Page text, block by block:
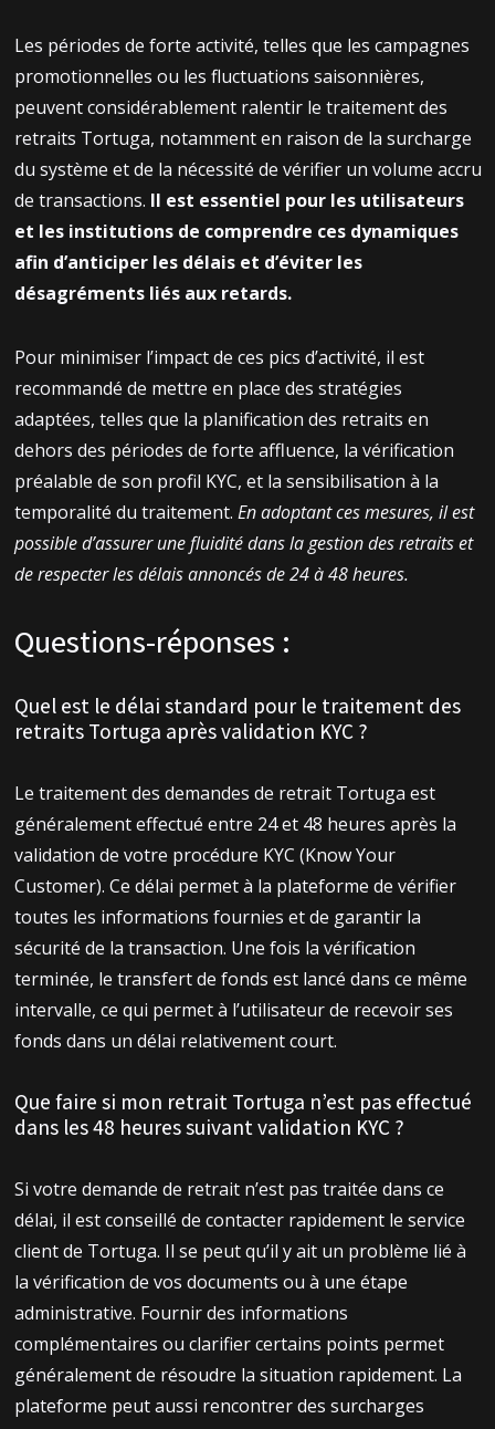
Les périodes de forte activité, telles que les campagnes
promotionnelles ou les fluctuations saisonnières,
peuvent considérablement ralentir le traitement des
retraits Tortuga, notamment en raison de la surcharge
du système et de la nécessité de vérifier un volume accru
de transactions. Il est essentiel pour les utilisateurs
et les institutions de comprendre ces dynamiques
afin d’anticiper les délais et d’éviter les
désagréments liés aux retards.
Pour minimiser l’impact de ces pics d’activité, il est
recommandé de mettre en place des stratégies
adaptées, telles que la planification des retraits en
dehors des périodes de forte affluence, la vérification
préalable de son profil KYC, et la sensibilisation à la
temporalité du traitement. En adoptant ces mesures, il est
possible d’assurer une fluidité dans la gestion des retraits et
de respecter les délais annoncés de 24 à 48 heures.
Questions-réponses :
Quel est le délai standard pour le traitement des
retraits Tortuga après validation KYC ?
Le traitement des demandes de retrait Tortuga est
généralement effectué entre 24 et 48 heures après la
validation de votre procédure KYC (Know Your
Customer). Ce délai permet à la plateforme de vérifier
toutes les informations fournies et de garantir la
sécurité de la transaction. Une fois la vérification
terminée, le transfert de fonds est lancé dans ce même
intervalle, ce qui permet à l’utilisateur de recevoir ses
fonds dans un délai relativement court.
Que faire si mon retrait Tortuga n’est pas effectué
dans les 48 heures suivant validation KYC ?
Si votre demande de retrait n’est pas traitée dans ce
délai, il est conseillé de contacter rapidement le service
client de Tortuga. Il se peut qu’il y ait un problème lié à
la vérification de vos documents ou à une étape
administrative. Fournir des informations
complémentaires ou clarifier certains points permet
généralement de résoudre la situation rapidement. La
plateforme peut aussi rencontrer des surcharges